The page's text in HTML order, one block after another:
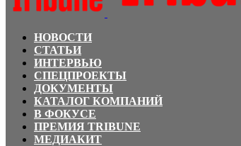
НОВОСТИ
СТАТЬИ
ИНТЕРВЬЮ
СПЕЦПРОЕКТЫ
ДОКУМЕНТЫ
КАТАЛОГ КОМПАНИЙ
В ФОКУСЕ
ПРЕМИЯ TRIBUNE
МЕДИАКИТ